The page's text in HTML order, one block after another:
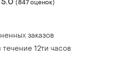
(847 оценок)
заказов
12ти часов